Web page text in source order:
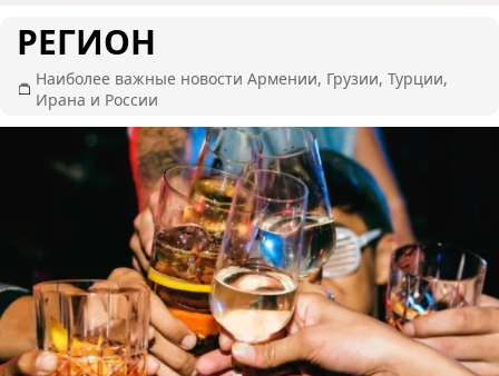
РЕГИОН
Наиболее важные новости Армении, Грузии, Турции,
Ирана и России